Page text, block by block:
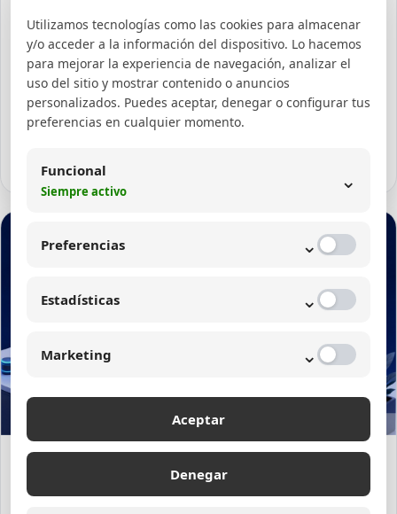
Buscador con IA
Perplexity es un motor de búsqueda con inteligencia
artificial que ofrece respuestas detalladas con fuentes
verificables. Aprende qué es, cómo usarlo y sus
ventajas.
24/07/2026
Empresa de programación web en Colombia:
soluciones profesionales a medida
Utilizamos tecnologías como las cookies para almacenar
y/o acceder a la información del dispositivo. Lo hacemos
para mejorar la experiencia de navegación, analizar el
uso del sitio y mostrar contenido o anuncios
personalizados. Puedes aceptar, denegar o configurar tus
preferencias en cualquier momento.
Funcional
Siempre activo ⌄
Preferencias ⌄
Estadísticas ⌄
Marketing ⌄
Aceptar
Denegar